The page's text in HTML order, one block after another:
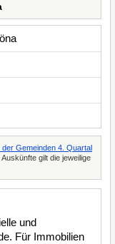
Gemeinden 4. Quartal
gilt die jeweilige
und
Für Immobilien